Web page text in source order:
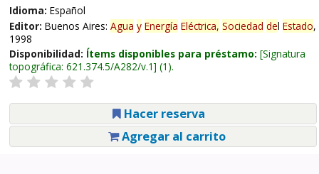
Idioma: Español
Editor: Buenos Aires: Agua y Energía Eléctrica, Sociedad del Estado,
1998
Disponibilidad: Ítems disponibles para préstamo: Signatura
topográfica: 621.374.5/A282/v.1 (1).
Hacer reserva
Agregar al carrito